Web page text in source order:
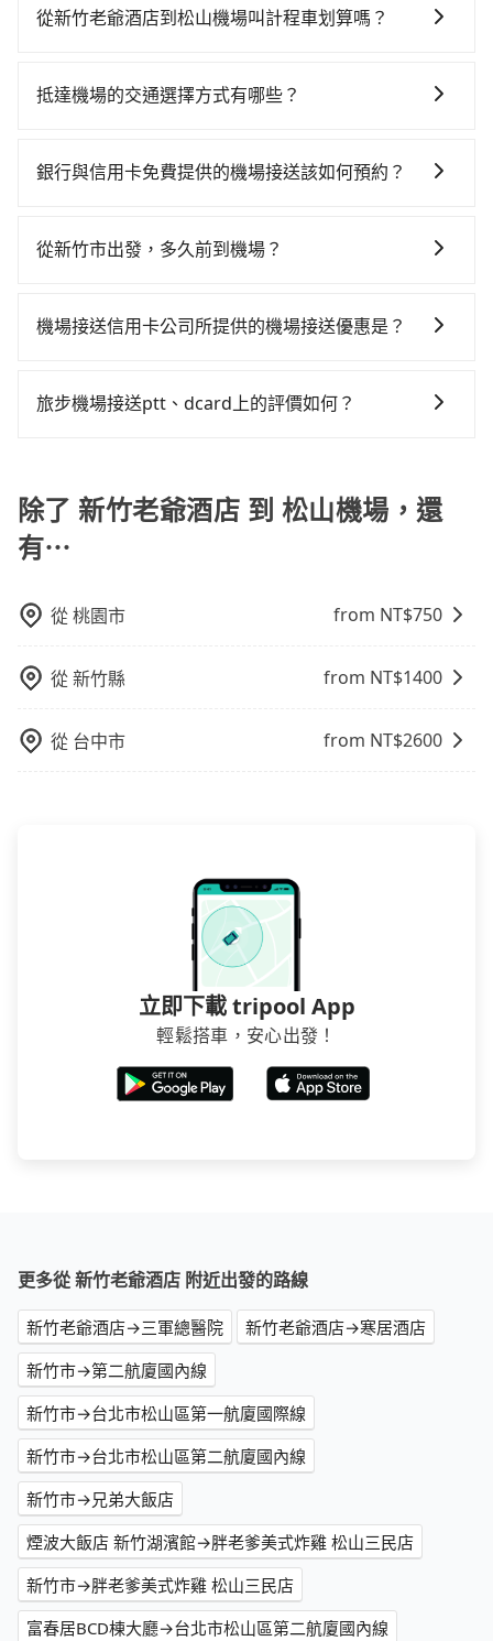
約400元、車程約26分鐘。抵達高鐵站後，步行進站、
人票價290元，再用15分鐘出站、等待車站前排班的計
小時47分鐘，假設3位同行，高鐵加轉乘之平均每人花費
鐵而不預約包車，不僅每人至少額外負擔30元車資，而
的拼車共乘服務，最多可再節省50%的交通費用。
時不需要閉目養神（因為要自己開車），在北北基桃竹
同）承租小轎車，每公里再額外加收$3.2，從新竹老爺
汽車保險與可能的罰單都需自付。再者，和運的iRent只
較大的七人座或九人座可供選擇，而且無人租車最令人
在開樂透一樣。另外，偶爾也會遇到明明已經預約了時
來說就有不小的風險。最後，雖然路邊隨租隨還看似方
從新竹老爺酒店到松山機場叫計程車划算嗎？
灣大車隊、Uber、Line Taxi、Yoxi等，如果在路邊攔不
看。依照里程跳錶計算，價格約為2,145~2,600元間，但
機場的最佳選擇。
抵達機場的交通選擇方式有哪些？
舉一些常見的選擇： 1. 捷運：如果機場附近有捷運或輕
方式。 3. 計程車：計程車通常是到達機場的比較昂貴的
供從市中心或其他地區到機場的固定價格，可以預先知
乘高鐵是最快速的選擇，但並非每個縣市都有高鐵站，
式取決於您的預算、時間和行程安排。建議您提前了解
並根據自己的需要選擇最方便和經濟實惠的交通方式。
銀行與信用卡免費提供的機場接送該如何預約？
您可與您的銀行或信用卡公司確認是否提供機場接送服
善保存相關資訊。若有任何疑問或需要進一步協助，亦
從新竹市出發，多久前到機場？
沒有事先網上辦理報到，要再更早一些。深夜交通通常
緩衝時間。
機場接送信用卡公司所提供的機場接送優惠是？
不過，每家信用卡公司所提供的機場接送優惠次數都有
握最新的優惠訊息，並且充分利用您的信用卡優惠服
務。
旅步機場接送ptt、dcard上的評價如何？
表示滿意。同時也有許多dcard網友推薦旅步是機場接送
的首選，特別是對於需要準時、安全到達機場的旅客。
除了 新竹老爺酒店 到 松山機場，還
有⋯
從桃園市 from NT$750
從新竹縣 from NT$1400
從 台中市 from NT$2600
立即下載 tripool App
輕鬆搭車，安心出發！
更多從 新竹老爺酒店 附近出發的路線
新竹老爺酒店→三軍總醫院
新竹老爺酒店→寒居酒店
新竹市→第二航廈國內線
新竹市→台北市松山區第一航廈國際線
新竹市→台北市松山區第二航廈國內線
新竹市→兄弟大飯店
煙波大飯店 新竹湖濱館→胖老爹美式炸雞 松山三民店
新竹市→胖老爹美式炸雞 松山三民店
富春居BCD棟大廳→台北市松山區第二航廈國內線